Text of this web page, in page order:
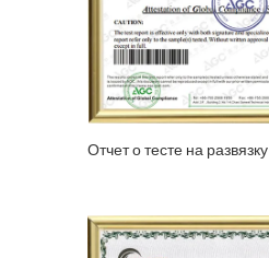
Отчет о тесте на развязку